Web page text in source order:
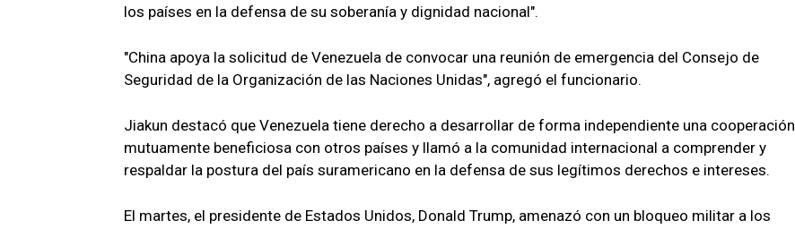
los países en la defensa de su soberanía y dignidad nacional".
"China apoya la solicitud de Venezuela de convocar una reunión de emergencia del Consejo de
Seguridad de la Organización de las Naciones Unidas", agregó el funcionario.
Jiakun destacó que Venezuela tiene derecho a desarrollar de forma independiente una cooperación
mutuamente beneficiosa con otros países y llamó a la comunidad internacional a comprender y
respaldar la postura del país suramericano en la defensa de sus legítimos derechos e intereses.
El martes, el presidente de Estados Unidos, Donald Trump, amenazó con un bloqueo militar a los